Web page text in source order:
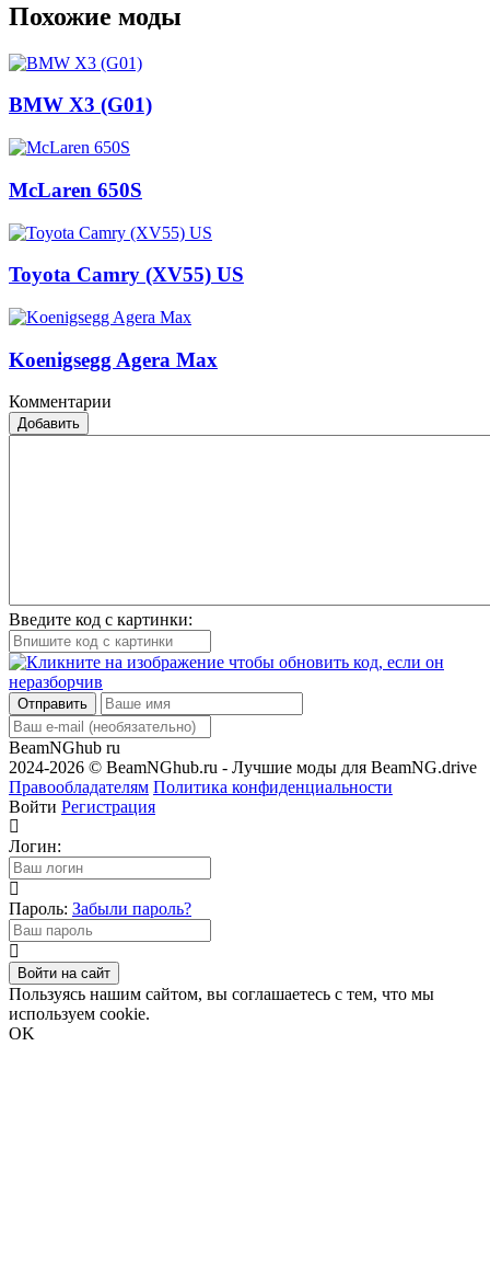
Похожие моды
BMW X3 (G01)
McLaren 650S
Toyota Camry (XV55) US
Koenigsegg Agera Max
Комментарии
Добавить
Введите код с картинки:
Отправить
BeamNGhub ru
2024-2026 © BeamNGhub.ru - Лучшие моды для BeamNG.drive
Правообладателям Политика конфиденциальности
Войти Регистрация
Логин:
Пароль: Забыли пароль?
Войти на сайт
Пользуясь нашим сайтом, вы соглашаетесь с тем, что мы
используем cookie.
OK